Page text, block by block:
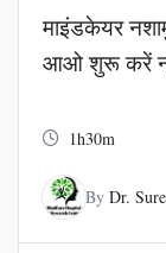
माइंडकेयर
आओ शुरू करें
1h30m
By Dr.